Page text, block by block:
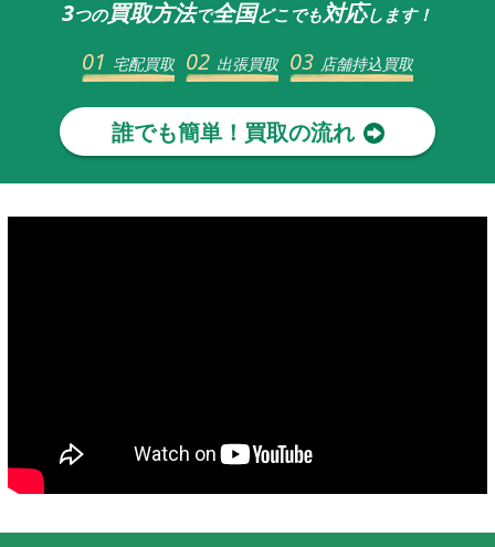
3つの買取方法で全国どこでも対応します！
01 宅配買取 02 出張買取 03 店舗持込買取
誰でも簡単！買取の流れ